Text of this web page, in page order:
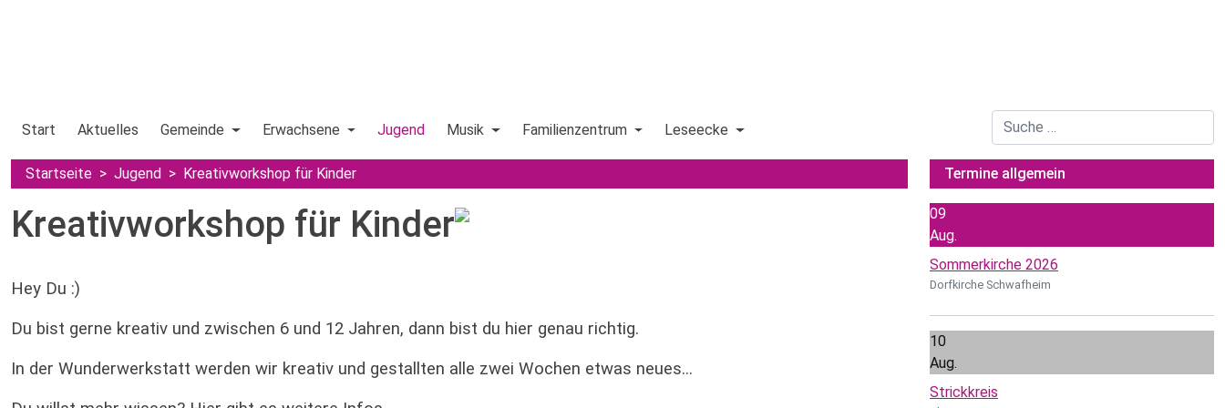
Start Aktuelles Gemeinde Erwachsene Jugend Musik Familienzentrum Leseecke
Suchen
Startseite Jugend Kreativworkshop für Kinder
Kreativworkshop für Kinder
Hey Du :)
Du bist gerne kreativ und zwischen 6 und 12 Jahren, dann bist du hier genau richtig.
In der Wunderwerkstatt werden wir kreativ und gestallten alle zwei Wochen etwas neues...
Termine allgemein
09
Aug.
Sommerkirche 2026
Dorfkirche Schwafheim
10
Aug.
Strickkreis